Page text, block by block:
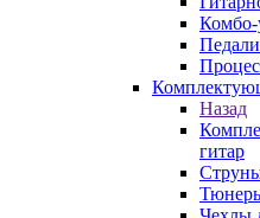
Комбо-
Назад
гитар